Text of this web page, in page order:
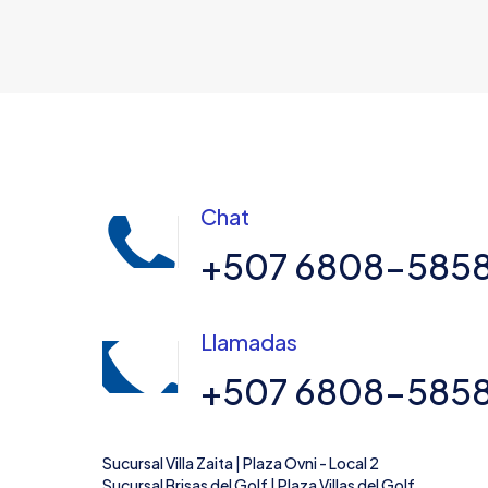
Chat
+507 6808-
Llamadas
+507 6808-
Sucursal Villa Zaita | Plaza Ovni - Local 2